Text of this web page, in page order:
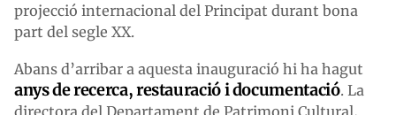
projecció internacional del Principat durant bona
part del segle XX.
Abans d’arribar a aquesta inauguració hi ha hagut
anys de recerca, restauració i documentació. La
directora del Departament de Patrimoni Cultural,